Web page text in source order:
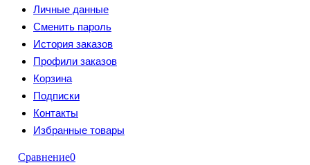
Личные данные
Сменить пароль
История заказов
Профили заказов
Корзина
Подписки
Контакты
Избранные товары
Сравнение0